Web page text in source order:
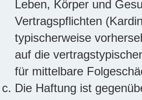
Leben, Körper und
Vertragspflichten
typischerweise
auf die
für mittelbare
Die Haftung ist